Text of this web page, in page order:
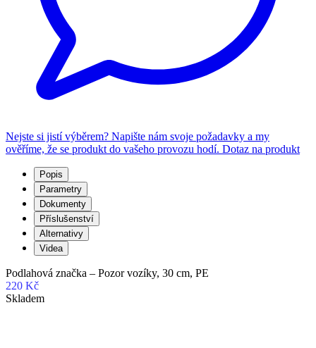
Nejste si jistí výběrem? Napište nám svoje požadavky a my
ověříme, že se produkt do vašeho provozu hodí. Dotaz na produkt
Popis
Parametry
Dokumenty
Příslušenství
Alternativy
Videa
Podlahová značka – Pozor vozíky, 30 cm, PE
220 Kč
Skladem